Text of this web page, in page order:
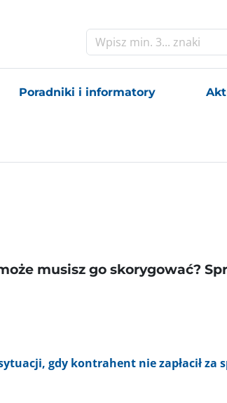
Poradniki i informatory
musisz go skorygować?
gdy kontrahent nie zapłacił za